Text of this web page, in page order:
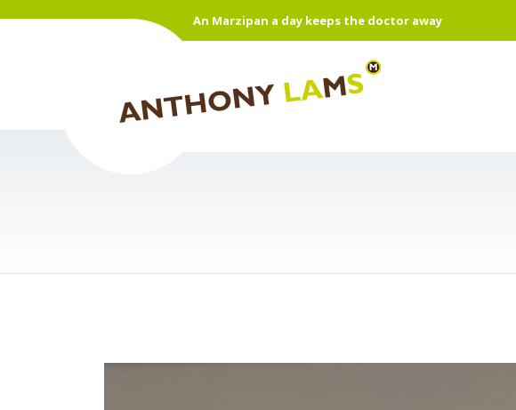
An Marzipan a day keeps the doctor away